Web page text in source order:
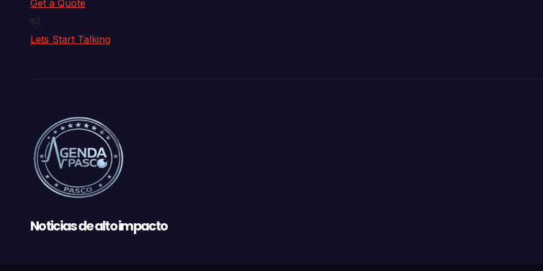
Get a Quote
Lets Start Talking
Noticias de alto impacto